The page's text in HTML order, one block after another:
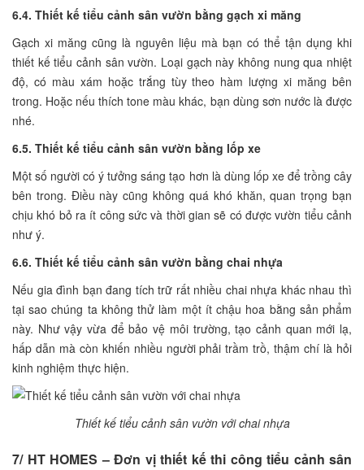
6.4. Thiết kế tiểu cảnh sân vườn bằng gạch xi măng
Gạch xi măng cũng là nguyên liệu mà bạn có thể tận dụng khi
thiết kế tiểu cảnh sân vườn. Loại gạch này không nung qua nhiệt
độ, có màu xám hoặc trắng tùy theo hàm lượng xi măng bên
trong. Hoặc nếu thích tone màu khác, bạn dùng sơn nước là được
nhé.
6.5. Thiết kế tiểu cảnh sân vườn bằng lốp xe
Một số người có ý tưởng sáng tạo hơn là dùng lốp xe để trồng cây
bên trong. Điều này cũng không quá khó khăn, quan trọng bạn
chịu khó bỏ ra ít công sức và thời gian sẽ có được vườn tiểu cảnh
như ý.
6.6. Thiết kế tiểu cảnh sân vườn bằng chai nhựa
Nếu gia đình bạn đang tích trữ rất nhiều chai nhựa khác nhau thì
tại sao chúng ta không thử làm một ít chậu hoa bằng sản phẩm
này. Như vậy vừa để bảo vệ môi trường, tạo cảnh quan mới lạ,
hấp dẫn mà còn khiến nhiều người phải trầm trồ, thậm chí là hỏi
kinh nghiệm thực hiện.
Thiết kế tiểu cảnh sân vườn với chai nhựa
7/ HT HOMES – Đơn vị thiết kế thi công tiểu cảnh sân